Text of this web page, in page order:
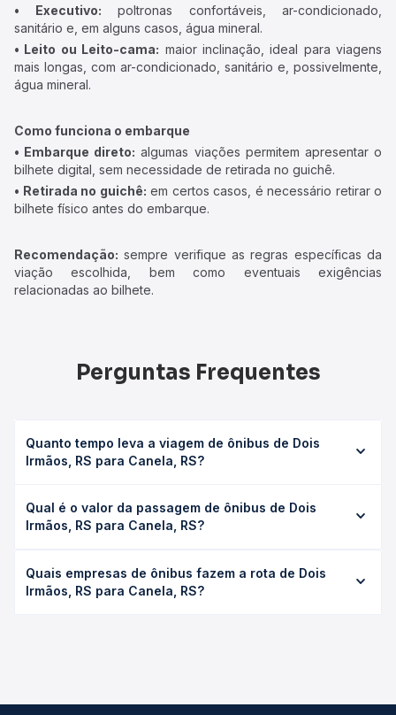
• Executivo: poltronas confortáveis, ar-condicionado,
sanitário e, em alguns casos, água mineral.
• Leito ou Leito-cama: maior inclinação, ideal para viagens
mais longas, com ar-condicionado, sanitário e, possivelmente,
água mineral.
Como funciona o embarque
• Embarque direto: algumas viações permitem apresentar o
bilhete digital, sem necessidade de retirada no guichê.
• Retirada no guichê: em certos casos, é necessário retirar o
bilhete físico antes do embarque.
Recomendação: sempre verifique as regras específicas da
viação escolhida, bem como eventuais exigências
relacionadas ao bilhete.
Perguntas Frequentes
Quanto tempo leva a viagem de ônibus de Dois
Irmãos, RS para Canela, RS?
leva em média 1h 50min, podendo variar conforme a
viação, o tipo de serviço (convencional, executivo ou
exata de cada opção na data desejada.
Qual é o valor da passagem de ônibus de Dois
Irmãos, RS para Canela, RS?
Canela, RS custa em média R$ 40,75 e varia conforme a
data da viagem, a empresa, o tipo de poltrona e a
Quais empresas de ônibus fazem a rota de Dois
Irmãos, RS para Canela, RS?